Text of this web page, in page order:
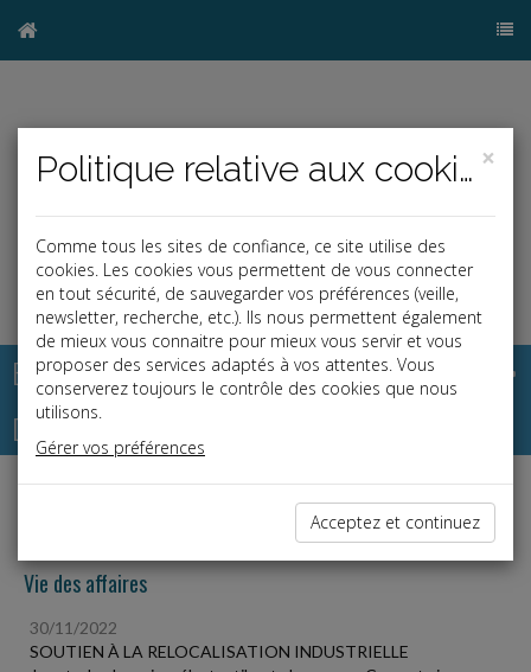
Base documentaire
Dépêches
Liste des dernières dépêches
Vie des affaires
30/11/2022
SOUTIEN À LA RELOCALISATION INDUSTRIELLE
×
Politique relative aux cookies
Comme tous les sites de confiance, ce site utilise des
cookies. Les cookies vous permettent de vous connecter
en tout sécurité, de sauvegarder vos préférences (veille,
newsletter, recherche, etc.). Ils nous permettent également
de mieux vous connaitre pour mieux vous servir et vous
proposer des services adaptés à vos attentes. Vous
conserverez toujours le contrôle des cookies que nous
utilisons.
Gérer vos préférences
Acceptez et continuez